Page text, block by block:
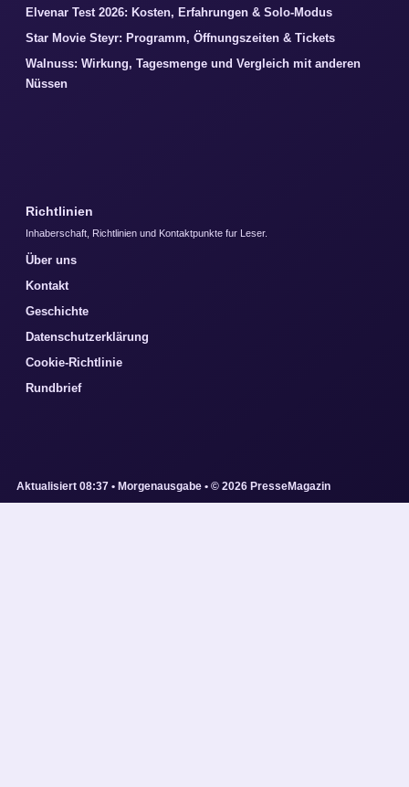
Elvenar Test 2026: Kosten, Erfahrungen & Solo-Modus
Star Movie Steyr: Programm, Öffnungszeiten & Tickets
Walnuss: Wirkung, Tagesmenge und Vergleich mit anderen
Nüssen
Richtlinien
Inhaberschaft, Richtlinien und Kontaktpunkte fur Leser.
Über uns
Kontakt
Geschichte
Datenschutzerklärung
Cookie-Richtlinie
Rundbrief
Aktualisiert 08:37 • Morgenausgabe • © 2026 PresseMagazin